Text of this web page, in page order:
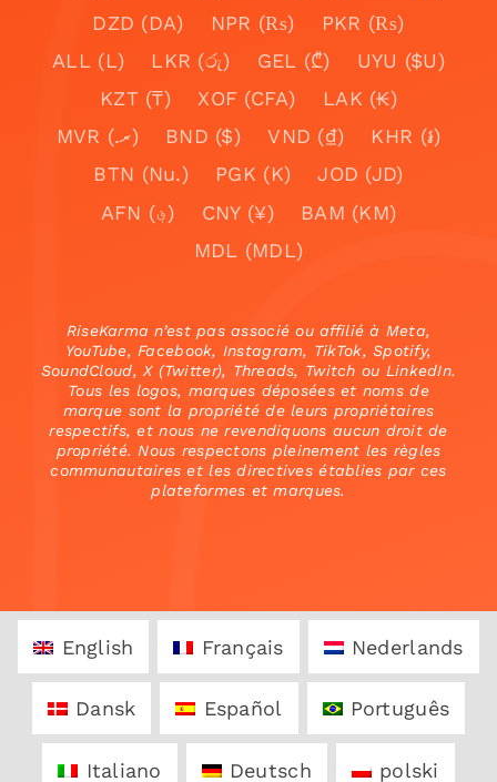
DZD (DA)
NPR (₨)
PKR (₨)
ALL (L)
LKR (රු) GEL (₾)
UYU ($U)
KZT (₸)
XOF (CFA)
LAK (₭)
MVR (.ރ)
BND ($) VND (₫)
KHR (៛)
BTN (Nu.)
PGK (K)
JOD (JD)
AFN (؋)
CNY (¥)
BAM (KM)
MDL (MDL)
RiseKarma n’est pas associé ou affilié à Meta,
YouTube, Facebook, Instagram, TikTok, Spotify,
SoundCloud, X (Twitter), Threads, Twitch ou LinkedIn.
Tous les logos, marques déposées et noms de
marque sont la propriété de leurs propriétaires
respectifs, et nous ne revendiquons aucun droit de
propriété. Nous respectons pleinement les règles
communautaires et les directives établies par ces
plateformes et marques.
English Français Nederlands
Dansk Español Português
Italiano Deutsch polski